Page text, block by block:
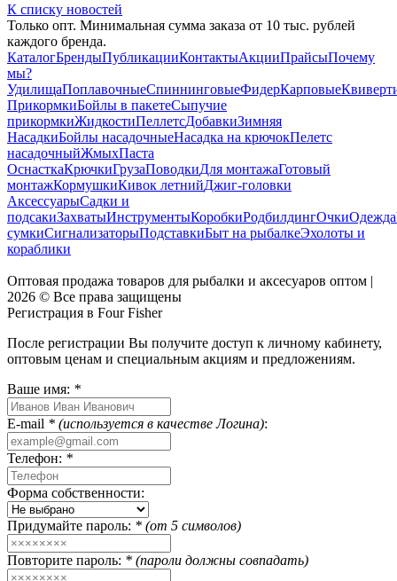
К списку новостей
Только опт. Минимальная сумма заказа от 10 тыс. рублей
каждого бренда.
КаталогБрендыПубликацииКонтактыАкцииПрайсыПочему
мы?
УдилищаПоплавочныеСпиннинговыеФидерКарповые
ПрикормкиБойлы в пакетеСыпучие
прикормкиЖидкостиПеллетсДобавкиЗимняя
НасадкиБойлы насадочныеНасадка на крючокПелетс
насадочныйЖмыхПаста
ОснасткаКрючкиГрузаПоводкиДля монтажаГотовый
монтажКормушкиКивок летнийДжиг-головки
АксессуарыСадки и
подсакиЗахватыИнструментыКоробкиРодбилдингОчкиОдежда
сумкиСигнализаторыПодставкиБыт на рыбалкеЭхолоты и
кораблики
Оптовая продажа товаров для рыбалки и аксесуаров оптом |
2026 © Все права защищены
Регистрация в Four Fisher
После регистрации Вы получите доступ к личному кабинету,
оптовым ценам и специальным акциям и предложениям.
Ваше имя: *
E-mail * (используется в качестве Логина):
Телефон: *
Форма собственности:
Придумайте пароль: * (от 5 символов)
Повторите пароль: * (пароли должны совпадать)